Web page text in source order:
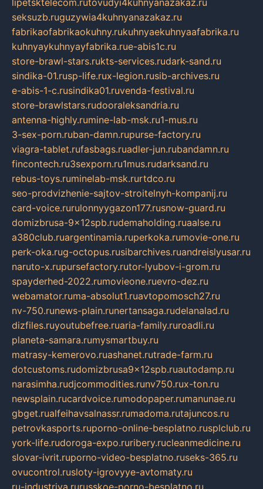
lipetsktelecom.rutovudyi4kuhnyanazakaz.ru
seksuzb.ruguzywia4kuhnyanazakaz.ru
fabrikaofabrikaokuhny.rukuhnyaekuhnyaafabrika.ru
kuhnyaykuhnyayfabrika.rue-abis1c.ru
store-brawl-stars.rukts-services.rudark-sand.ru
sindika-01.rusp-life.rux-legion.rusib-archives.ru
e-abis-1-c.rusindika01.ruvenda-festival.ru
store-brawlstars.rudooraleksandria.ru
antenna-highly.rumine-lab-msk.ru1-mus.ru
3-sex-porn.ruban-damn.rupurse-factory.ru
viagra-tablet.rufasbags.ruadler-jun.rubandamn.ru
fincontech.ru3sexporn.ru1mus.rudarksand.ru
rebus-toys.ruminelab-msk.rurtdco.ru
seo-prodvizhenie-sajtov-stroitelnyh-kompanij.ru
card-voice.rurulonnyygazon177.rusnow-guard.ru
domizbrusa-9x12spb.rudemaholding.ruaalse.ru
a380club.ruargentinamia.ruperkoka.rumovie-one.ru
perk-oka.rug-octopus.rusibarchives.ruandreislyusar.ru
naruto-x.rupursefactory.rutor-lyubov-i-grom.ru
spayderhed-2022.rumovieone.ruevro-dez.ru
webamator.ruma-absolut1.ruavtopomosch27.ru
nv-750.runews-plain.runertansaga.rudelanalad.ru
dizfiles.ruyoutubefree.ruaria-family.ruroadli.ru
planeta-samara.rumysmartbuy.ru
matrasy-kemerovo.ruashanet.rutrade-farm.ru
dotcustoms.rudomizbrusa9x12spb.ruautodamp.ru
narasimha.rudjcommodities.runv750.rux-ton.ru
newsplain.rucardvoice.rumodopaper.rumanunae.ru
gbget.rualfeihavsalnassr.rumadoma.rutajuncos.ru
petrovkasports.ruporno-online-besplatno.rusplclub.ru
york-life.rudoroga-expo.ruribery.rucleanmedicine.ru
slovar-ivrit.ruporno-video-besplatno.ruseks-365.ru
ovucontrol.rusloty-igrovyye-avtomaty.ru